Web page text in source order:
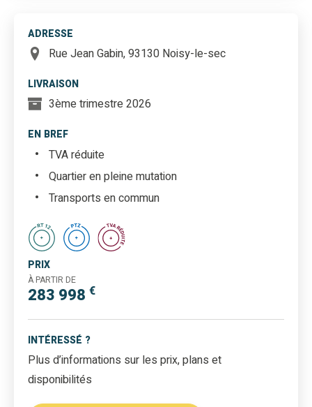
ADRESSE
Rue Jean Gabin, 93130 Noisy-le-sec
LIVRAISON
3ème trimestre 2026
EN BREF
TVA réduite
Quartier en pleine mutation
Transports en commun
PRIX
À PARTIR DE
283 998 €
INTÉRESSÉ ?
Plus d’informations sur les prix, plans et
disponibilités